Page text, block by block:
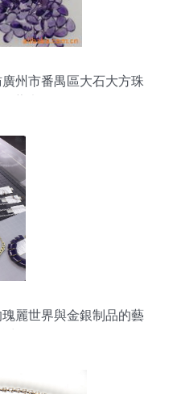
州市番禺區大石大方珠
麗世界與金銀制品的藝